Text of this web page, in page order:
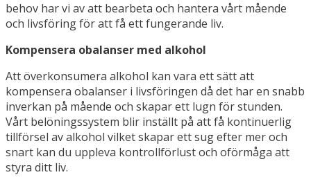
behov har vi av att bearbeta och hantera vårt mående
och livsföring för att få ett fungerande liv.
Kompensera obalanser med alkohol
Att överkonsumera alkohol kan vara ett sätt att
kompensera obalanser i livsföringen då det har en snabb
inverkan på mående och skapar ett lugn för stunden.
Vårt belöningssystem blir inställt på att få kontinuerlig
tillförsel av alkohol vilket skapar ett sug efter mer och
snart kan du uppleva kontrollförlust och oförmåga att
styra ditt liv.